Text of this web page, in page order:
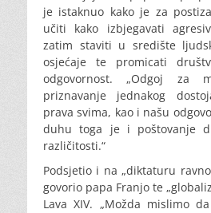
je istaknuo kako je za
učiti kako izbjegavati
zatim staviti u središte
osjećaje te promicati
odgovornost. „Odgoj za
priznavanje jednakog
prava svima, kao i našu
duhu toga je i poštovanje
različitosti.“
Podsjetio i na „diktaturu
govorio papa Franjo te
Lava XIV. „Možda mislimo